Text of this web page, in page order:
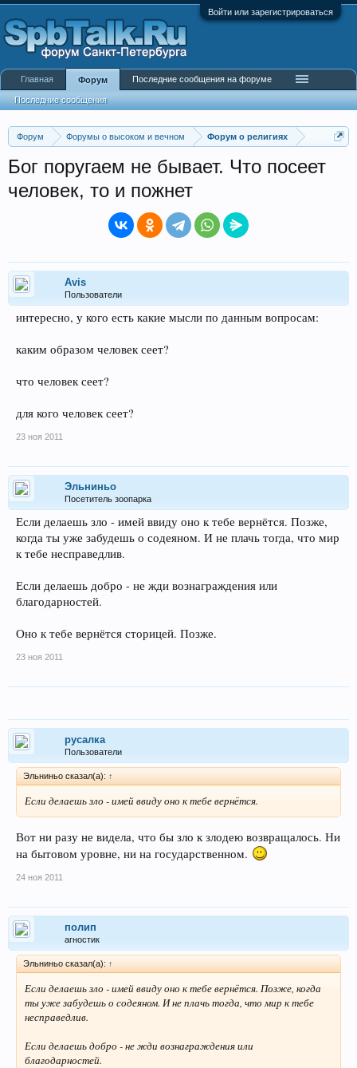
Войти или зарегистрироваться
Форум Форумы о высоком и вечном Форум о религиях
Бог поругаем не бывает. Что посеет
человек, то и пожнет
Avis
Пользователи
интересно, у кого есть какие мысли по данным вопросам:
каким образом человек сеет?
что человек сеет?
для кого человек сеет?
23 ноя 2011
Эльниньо
Посетитель зоопарка
Если делаешь зло - имей ввиду оно к тебе вернётся. Позже,
когда ты уже забудешь о содеяном. И не плачь тогда, что мир
к тебе несправедлив.
Если делаешь добро - не жди вознаграждения или
благодарностей.
Оно к тебе вернётся сторицей. Позже.
23 ноя 2011
русалка
Пользователи
Эльниньо сказал(а): ↑
Если делаешь зло - имей ввиду оно к тебе вернётся.
Вот ни разу не видела, что бы зло к злодею возвращалось. Ни
на бытовом уровне, ни на государственном.
24 ноя 2011
полип
агностик
Эльниньо сказал(а): ↑
Если делаешь зло - имей ввиду оно к тебе вернётся. Позже, когда
ты уже забудешь о содеяном. И не плачь тогда, что мир к тебе
несправедлив.
Если делаешь добро - не жди вознаграждения или
благодарностей.
Главная Форум
Последние сообщения
Последние сообщения на форуме